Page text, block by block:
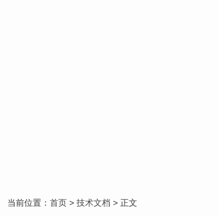
当前位置： 首页 > 技术文档 > 正文